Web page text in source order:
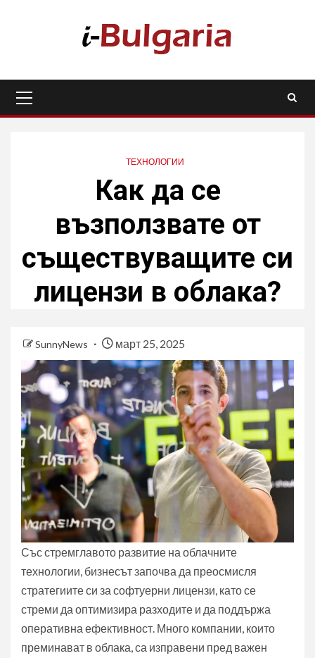
Menu
ТЕХНОЛОГИИ
Как да се
възползвате от
съществуващите си
лицензи в облака?
SunnyNews март 25, 2025
Със стремглавото развитие на облачните
технологии, бизнесът започва да преосмисля
стратегиите си за софтуерни лицензи, като се
стреми да оптимизира разходите и да поддържа
оперативна ефективност. Много компании, които
преминават в облака, са изправени пред важен